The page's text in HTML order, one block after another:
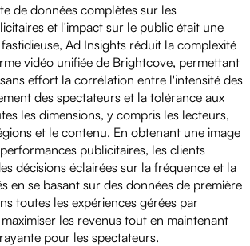
de données complètes sur les
et l'impact sur le public était une
Ad Insights réduit la complexité
vidéo unifiée de Brightcove, permettant
effort la corrélation entre l'intensité des
des spectateurs et la tolérance aux
les dimensions, y compris les lecteurs,
et le contenu. En obtenant une image
publicitaires, les clients
décisions éclairées sur la fréquence et la
en se basant sur des données de première
toutes les expériences gérées par
les revenus tout en maintenant
pour les spectateurs.